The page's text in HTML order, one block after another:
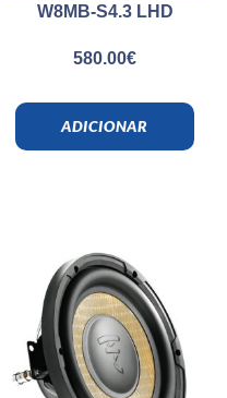
W8MB-S4.3 LHD
580.00€
ADICIONAR